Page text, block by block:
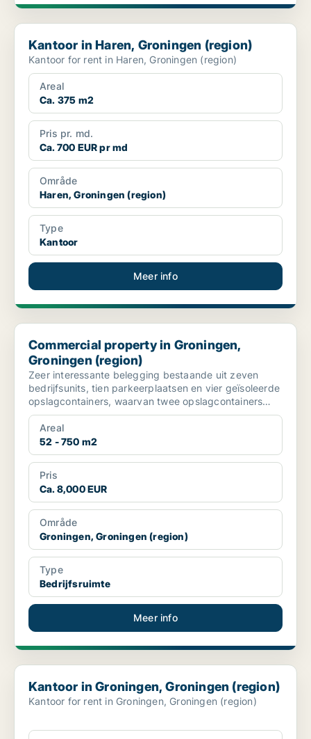
Kantoor in Haren, Groningen (region)
Kantoor in Haren, Groningen (region)
Kantoor for rent in Haren, Groningen (region)
Areal
Ca. 375 m2
Pris pr. md.
Ca. 700 EUR pr md
Område
Haren, Groningen (region)
Type
Kantoor
Meer info
Commercial property in Groningen, Groningen (region)
Commercial property in Groningen,
Groningen (region)
Zeer interessante belegging bestaande uit zeven
bedrijfsunits, tien parkeerplaatsen en vier geïsoleerde
opslagcontainers, waarvan twee opslagcontainers
aan e...
Areal
52 - 750 m2
Pris
Ca. 8,000 EUR
Område
Groningen, Groningen (region)
Type
Bedrijfsruimte
Meer info
Kantoor in Groningen, Groningen (region)
Kantoor in Groningen, Groningen (region)
Kantoor for rent in Groningen, Groningen (region)